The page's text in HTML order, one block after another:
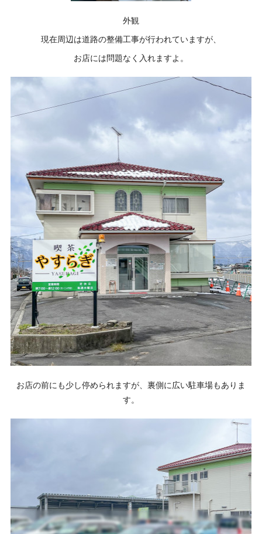
外観
現在周辺は道路の整備工事が行われていますが、
お店には問題なく入れますよ。
お店の前にも少し停められますが、裏側に広い駐車場もありま
す。